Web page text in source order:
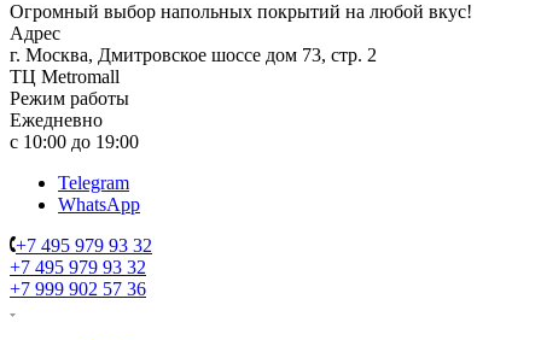
Огромный выбор напольных покрытий на любой вкус!
Адрес
г. Москва, Дмитровское шоссе дом 73, стр. 2
ТЦ Metromall
Режим работы
Ежедневно
с 10:00 до 19:00
Telegram
WhatsApp
+7 495 979 93 32
+7 495 979 93 32
+7 999 902 57 36